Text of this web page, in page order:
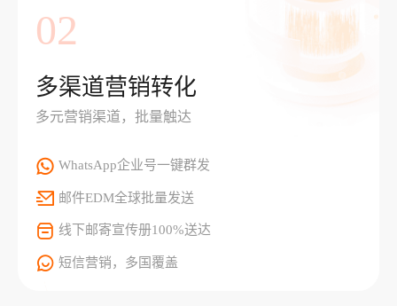
02
多渠道营销转化
多元营销渠道，批量触达
WhatsApp企业号一键群发
邮件EDM全球批量发送
线下邮寄宣传册100%送达
短信营销，多国覆盖